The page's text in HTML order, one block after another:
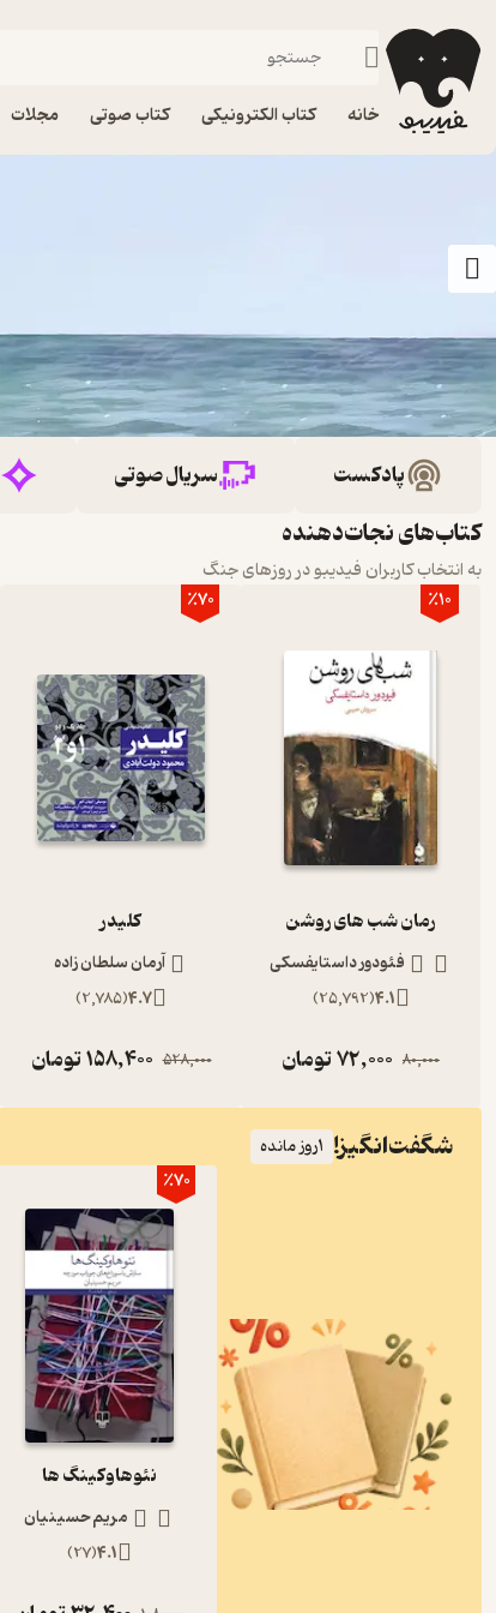
خانه کتاب الکترونیکی کتاب صوتی مجلات
پادکست سریال صوتی
کتاب‌های نجات‌دهنده
به انتخاب کاربران فیدیبو در روزهای جنگ
٪10
رمان شب های روشن
فئودور داستایفسکی
4.1
(
25,792
)
80,000
72,000تومان
٪70
کلیدر
آرمان سلطان زاده
4.7
(
2,785
)
528,000
158,400تومان
شگفت‌انگیز! 1روز مانده
٪70
نئوهاوکینگ ها
مریم حسینیان
4.1
(
27
)